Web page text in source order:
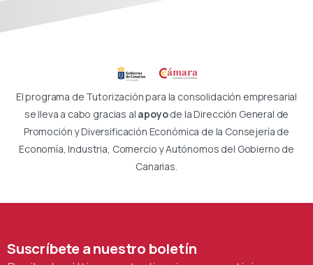
El programa de Tutorización para la consolidación empresarial
se lleva a cabo gracias al apoyode la Dirección General de
Promoción y Diversificación Económica de la Consejería de
Economía, Industria, Comercio y Autónomos del Gobierno de
Canarias.
Suscríbeteanuestro boletín